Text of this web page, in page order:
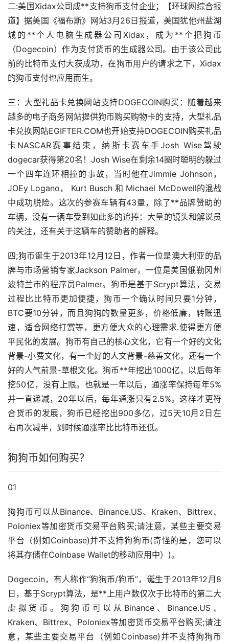
二:美国Xidax公司成**支持狗币支付企业；【环球网综合报
道】据美国《福布斯》网站3月26日报道，美国犹他州盐湖
城的**个人电脑生成器公司Xidax，成为**个把狗币
（Dogecoin）作为支付货币的生成器公司。由于该公司此
前的比特币支付大获成功，在狗币用户的请求之下，Xidax
的狗币支付也应用而生。
三：大型礼品卡兑换网站支持DOGECOIN购买：随着越来
越多的电子商务网站提供狗币购买购物卡的支持，大型礼品
卡兑换网站EGIFTER.COM也开始支持DOGECOIN购买礼品
卡NASCAR赛事结束，纳斯卡赛车手Josh Wise驾驶
dogecar获得第20名！Josh Wise在剩余14圈时聪明的躲过
一个四车连环相撞的事故，当时他在Jimmie Johnson，
JOEy Logano， Kurt Busch 和 Michael McDowell的混战
中成功脱险。这次的参赛车辆有43量，除了**品牌赞助的
车辆，没有一辆车受到如此多的追捧：大量的镜头和解说员
的关注，还有关于这辆车的赞助者的解释。
四;狗币诞生于2013年12月12日，作者一位是澳大利亚的品
牌与市场营销专家Jackson Palmer，一位是美国俄勒冈州
波特兰市的程序员Palmer。狗币是基于Scrypt算法，交易
过程比比特币更加便捷，狗币一个确认时间只要1分钟，
BTC要10分钟，而且狗狗的数量更多，价格低廉，转账迅
速，适合网络打赏等，更方便大众的心理需求.使得更方便
平民化的发展。狗币有自己的核心文化，它有一个好的文化
背景-小费文化，有一个好的人文背景-慈善文化，还有一个
好的人气前景-草根文化。狗币**年挖出1000亿，以后每年
挖50亿，没有上限。也就是一年以后，通涨率保持每年5%
并一直递减，20年以后，每年通涨只有2.5%。这样才更符
合货币的发展，狗币已经挖出900多亿，过5天10月2日左
右再次减半，到时候通涨率比比特币还低。
狗狗币如何购买？
01
狗狗币可以从Binance、Binance.US、Kraken、Bittrex、
Poloniex等加密货币交易平台购买;请注意，某些主要交易
平台（例如Coinbase)并不支持狗狗币(奇怪的是，您可以
将其存储在Coinbase Wallet的移动应用中）)。
Dogecoin，有人称作“狗狗币/狗币”，诞生于2013年12月8
日，基于Scrypt算法，是**上用户数仅次于比特币的第二大
虚拟货币 。狗狗币可以从Binance、Binance.US、
Kraken、Bittrex、Poloniex等加密货币交易平台购买;请注
意，某些主要交易平台（例如Coinbase)并不支持狗狗币